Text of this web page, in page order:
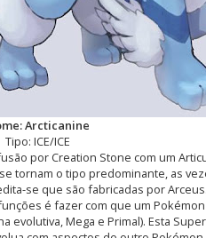
Arcticanine
Tipo: ICE/ICE
por Creation Stone com um
tornam o tipo predominante, as
se que são fabricadas por
é fazer com que umPokémon
Mega e Primal). Esta